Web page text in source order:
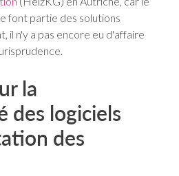
font partie des solutions
il n'y a pas encore eu d'affaire
la
des logiciels
des